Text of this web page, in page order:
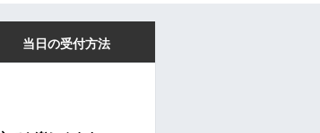
当日の受付方法